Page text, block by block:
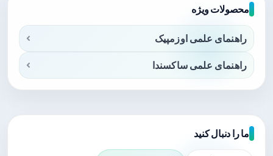
محصولات ویژه
راهنمای علمی اوزمپیک
راهنمای علمی ساکسندا
ما را دنبال کنید